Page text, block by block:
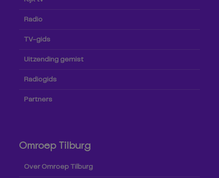
Radio
TV-gids
Uitzending gemist
Radiogids
Partners
Omroep Tilburg
Over Omroep Tilburg